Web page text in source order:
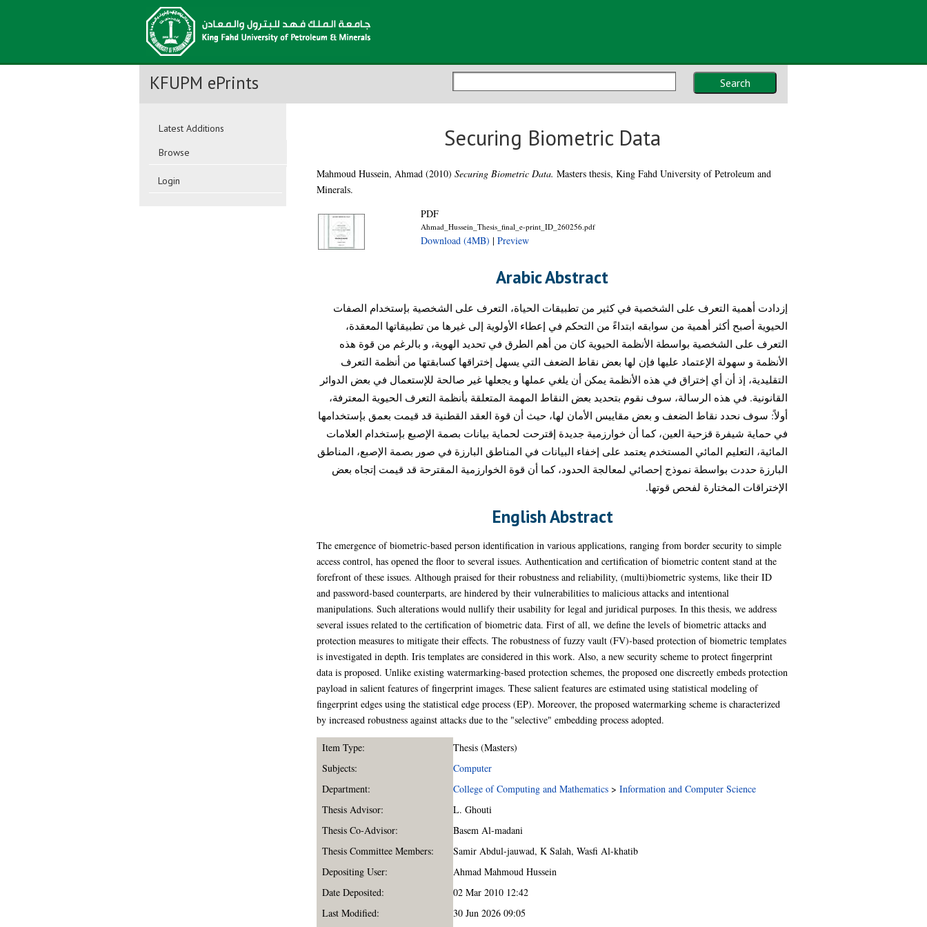
Search
KFUPM ePrints
Latest Additions
Browse
Login
Securing Biometric Data
Mahmoud Hussein, Ahmad(2010) Securing Biometric Data. Masters thesis, King Fahd University of Petroleum and
Minerals.
PDF
Ahmad_Hussein_Thesis_final_e-print_ID_260256.pdf
Download (4MB) | Preview
Arabic Abstract
إزدادت أهمية التعرف على الشخصية في كثير من تطبيقات الحياة، التعرف على الشخصية بإستخدام الصفات
الحيوية أصبح أكثر أهمية من سوابقه ابتداءً من التحكم في إعطاء الأولوية إلى غيرها من تطبيقاتها المعقدة،
التعرف على الشخصية بواسطة الأنظمة الحيوية كان من أهم الطرق في تحديد الهوية، و بالرغم من قوة هذه
الأنظمة و سهولة الإعتماد عليها فإن لها بعض نقاط الضعف التي يسهل إختراقها كسابقتها من أنظمة التعرف
التقليدية، إذ أن أي إختراق في هذه الأنظمة يمكن أن يلغي عملها و يجعلها غير صالحة للإستعمال في بعض الدوائر
القانونية. في هذه الرسالة، سوف نقوم بتحديد بعض النقاط المهمة المتعلقة بأنظمة التعرف الحيوية المعترفة،
أولاً: سوف نحدد نقاط الضعف و بعض مقاييس الأمان لها، حيث أن قوة العقد القطنية قد قيمت بعمق بإستخدامها
في حماية شيفرة قزحية العين، كما أن خوارزمية جديدة إقترحت لحماية بيانات بصمة الإصبع بإستخدام العلامات
المائية، التعليم المائي المستخدم يعتمد على إخفاء البيانات في المناطق البارزة في صور بصمة الإصبع، المناطق
البارزة حددت بواسطة نموذج إحصائي لمعالجة الحدود، كما أن قوة الخوارزمية المقترحة قد قيمت إتجاه بعض
الإختراقات المختارة لفحص قوتها.
English Abstract
The emergence of biometric-based person identification in various applications, ranging from border security to simple
access control, has opened the floor to several issues. Authentication and certification of biometric content stand at the
forefront of these issues. Although praised for their robustness and reliability, (multi)biometric systems, like their ID
and password-based counterparts, are hindered by their vulnerabilities to malicious attacks and intentional
manipulations. Such alterations would nullify their usability for legal and juridical purposes. In this thesis, we address
several issues related to the certification of biometric data. First of all, we define the levels of biometric attacks and
protection measures to mitigate their effects. The robustness of fuzzy vault (FV)-based protection of biometric templates
is investigated in depth. Iris templates are considered in this work. Also, a new security scheme to protect fingerprint
data is proposed. Unlike existing watermarking-based protection schemes, the proposed one discreetly embeds protection
payload in salient features of fingerprint images. These salient features are estimated using statistical modeling of
fingerprint edges using the statistical edge process (EP). Moreover, the proposed watermarking scheme is characterized
by increased robustness against attacks due to the "selective" embedding process adopted.
Item Type:
Thesis (Masters)
Subjects:
Computer
Department:
College of Computing and Mathematics> Information and Computer Science
Thesis Advisor:
L. Ghouti
Thesis Co-Advisor:
Basem Al-madani
Thesis Committee Members:
Samir Abdul-jauwad, K Salah, Wasfi Al-khatib
Depositing User:
Ahmad Mahmoud Hussein
Date Deposited:
02 Mar 2010 12:42
Last Modified:
30 Jun 2026 09:05